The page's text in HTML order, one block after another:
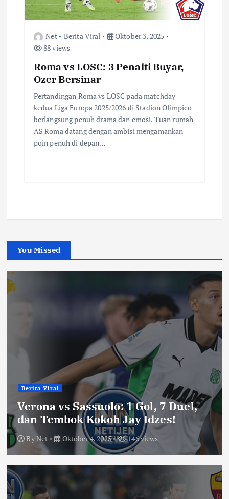
Net Berita Viral
Oktober 3, 2025
88 views
Roma vs LOSC: 3 Penalti Buyar,
Ozer Bersinar
Pertandingan Roma vs LOSC pada matchday
kedua Liga Europa 2025/2026 di Stadion Olimpico
berlangsung penuh drama dan emosi. Tuan rumah
AS Roma datang dengan ambisi mengamankan
poin penuh di depan…
You Missed
Berita Viral
Verona vs Sassuolo: 1 Gol, 7 Duel,
dan Tembok Kokoh Jay Idzes!
ByNet Oktober 4, 2025 146 views